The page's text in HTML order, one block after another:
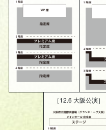
［12.6 大阪公演］